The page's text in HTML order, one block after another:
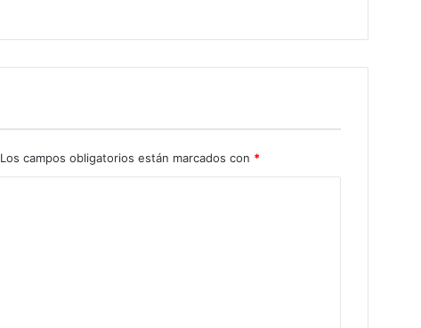
Los campos obligatorios están marcados con *